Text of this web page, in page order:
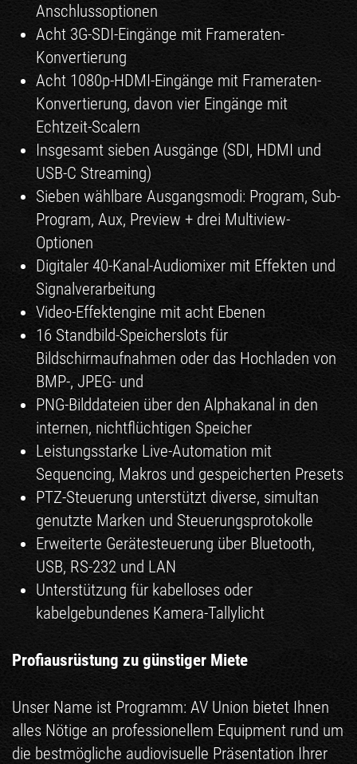
Anschlussoptionen
Acht 3G-SDI-Eingänge mit Frameraten-
Konvertierung
Acht 1080p-HDMI-Eingänge mit Frameraten-
Konvertierung, davon vier Eingänge mit
Echtzeit-Scalern
Insgesamt sieben Ausgänge (SDI, HDMI und
USB-C Streaming)
Sieben wählbare Ausgangsmodi: Program, Sub-
Program, Aux, Preview + drei Multiview-
Optionen
Digitaler 40-Kanal-Audiomixer mit Effekten und
Signalverarbeitung
Video-Effektengine mit acht Ebenen
16 Standbild-Speicherslots für
Bildschirmaufnahmen oder das Hochladen von
BMP-, JPEG- und
PNG-Bilddateien über den Alphakanal in den
internen, nichtflüchtigen Speicher
Leistungsstarke Live-Automation mit
Sequencing, Makros und gespeicherten Presets
PTZ-Steuerung unterstützt diverse, simultan
genutzte Marken und Steuerungsprotokolle
Erweiterte Gerätesteuerung über Bluetooth,
USB, RS-232 und LAN
Unterstützung für kabelloses oder
kabelgebundenes Kamera-Tallylicht
Profiausrüstung zu günstiger Miete
Unser Name ist Programm: AV Union bietet Ihnen
alles Nötige an professionellem Equipment rund um
die bestmögliche audiovisuelle Präsentation Ihrer